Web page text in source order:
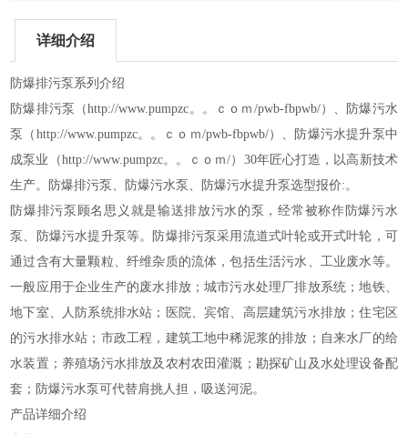
详细介绍
防爆排污泵 系列介绍
防爆排污泵
（http://www.pumpzc。。ｃｏｍ/pwb-fbpwb/） 、
防爆污水
泵
（http://www.pumpzc。。ｃｏｍ/pwb-fbpwb/） 、防爆污水提升泵中
成泵业
（http://www.pumpzc。。ｃｏｍ/） 30年匠心打造，以高新技术
生产。防爆排污泵、防爆污水泵、防爆污水提升泵选型报价:。
防爆排污泵顾名思义就是输送排放污水的泵，经常被称作防爆污水
泵、防爆污水提升泵等。防爆排污泵采用流道式叶轮或开式叶轮，可
通过含有大量颗粒、纤维杂质的流体，包括生活污水、工业废水等。
一般应用于企业生产的废水排放；城市污水处理厂排放系统；地铁、
地下室、人防系统排水站；医院、宾馆、高层建筑污水排放；住宅区
的污水排水站；市政工程，建筑工地中稀泥浆的排放；自来水厂的给
水装置；养殖场污水排放及农村农田灌溉；勘探矿山及水处理设备配
套；防爆污水泵可代替肩挑人担，吸送河泥。
产品详细介绍